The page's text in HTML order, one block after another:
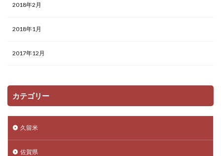
2018年2月
2018年1月
2017年12月
カテゴリー
久留米
佐賀県